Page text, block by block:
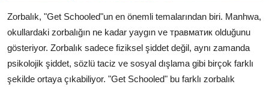
Zorbalık, "Get Schooled"un en önemli temalarından biri. Manhwa,
okullardaki zorbalığın ne kadar yaygın ve травматик olduğunu
gösteriyor. Zorbalık sadece fiziksel şiddet değil, aynı zamanda
psikolojik şiddet, sözlü taciz ve sosyal dışlama gibi birçok farklı
şekilde ortaya çıkabiliyor. "Get Schooled" bu farklı zorbalık